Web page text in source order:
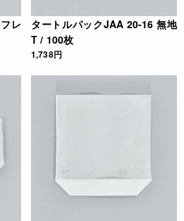
レ
タートルパックJAA 20-16 無地
T / 100枚
1,738円